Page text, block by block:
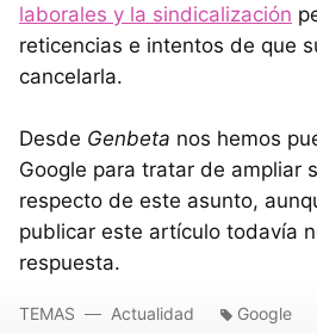
laborales y la sindicalización
reticencias e intentos de que
cancelarla.
Desde Genbeta nos hemos
Google para tratar de ampliar
respecto de este asunto,
publicar este artículo todavía
respuesta.
TEMAS Actualidad Google